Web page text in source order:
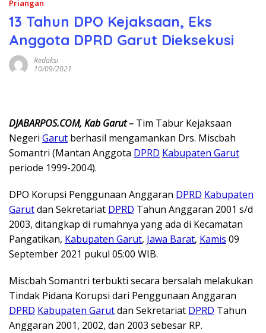
Priangan
13 Tahun DPO Kejaksaan, Eks
Anggota DPRD Garut Dieksekusi
Redaksi
10/09/2021
DJABARPOS.COM, Kab Garut – Tim Tabur Kejaksaan
Negeri Garut berhasil mengamankan Drs. Miscbah
Somantri (Mantan Anggota DPRD Kabupaten Garut
periode 1999-2004).
DPO Korupsi Penggunaan Anggaran DPRD Kabupaten
Garutdan Sekretariat DPRD Tahun Anggaran 2001 s/d
2003, ditangkap di rumahnya yang ada di Kecamatan
Pangatikan, Kabupaten Garut, Jawa Barat, Kamis 09
September 2021 pukul 05:00 WIB.
Miscbah Somantri terbukti secara bersalah melakukan
Tindak Pidana Korupsi dari Penggunaan Anggaran
DPRD Kabupaten Garutdan Sekretariat DPRD Tahun
Anggaran 2001, 2002, dan 2003 sebesar RP.